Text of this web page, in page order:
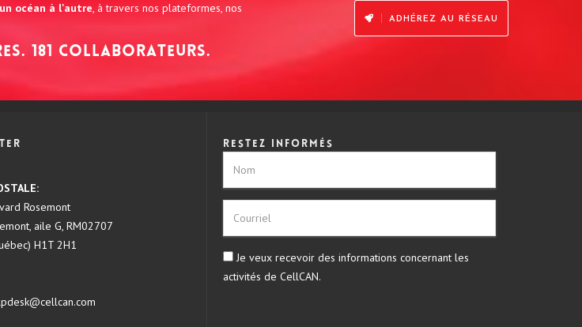
océan à l'autre, à travers nos plateformes, nos
181 collaborateurs.
ADHÉREZ AU RÉSEAU
Rosemont
aile G, RM02707
H1T 2H1
Restez informés
Je veux recevoir des informations concernant les
activités de CellCAN.